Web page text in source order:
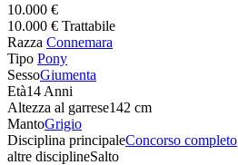
10.000 €
10.000 € Trattabile
Razza Connemara
Tipo Pony
SessoGiumenta
Età14 Anni
Altezza al garrese142 cm
MantoGrigio
Disciplina principaleConcorso completo
altre disciplineSalto